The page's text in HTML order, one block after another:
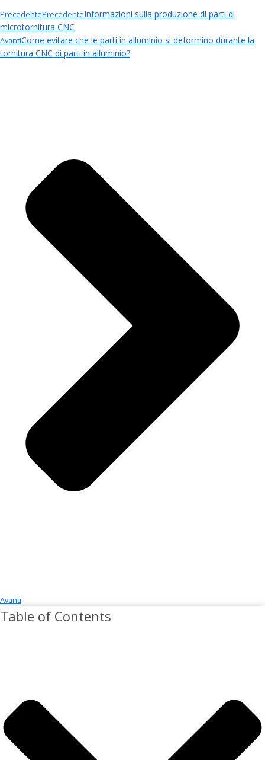
PrecedentePrecedenteInformazioni sulla produzione di parti di
microtornitura CNC
AvantiCome evitare che le parti in alluminio si deformino durante la
tornitura CNC di parti in alluminio?
Avanti
Table of Contents